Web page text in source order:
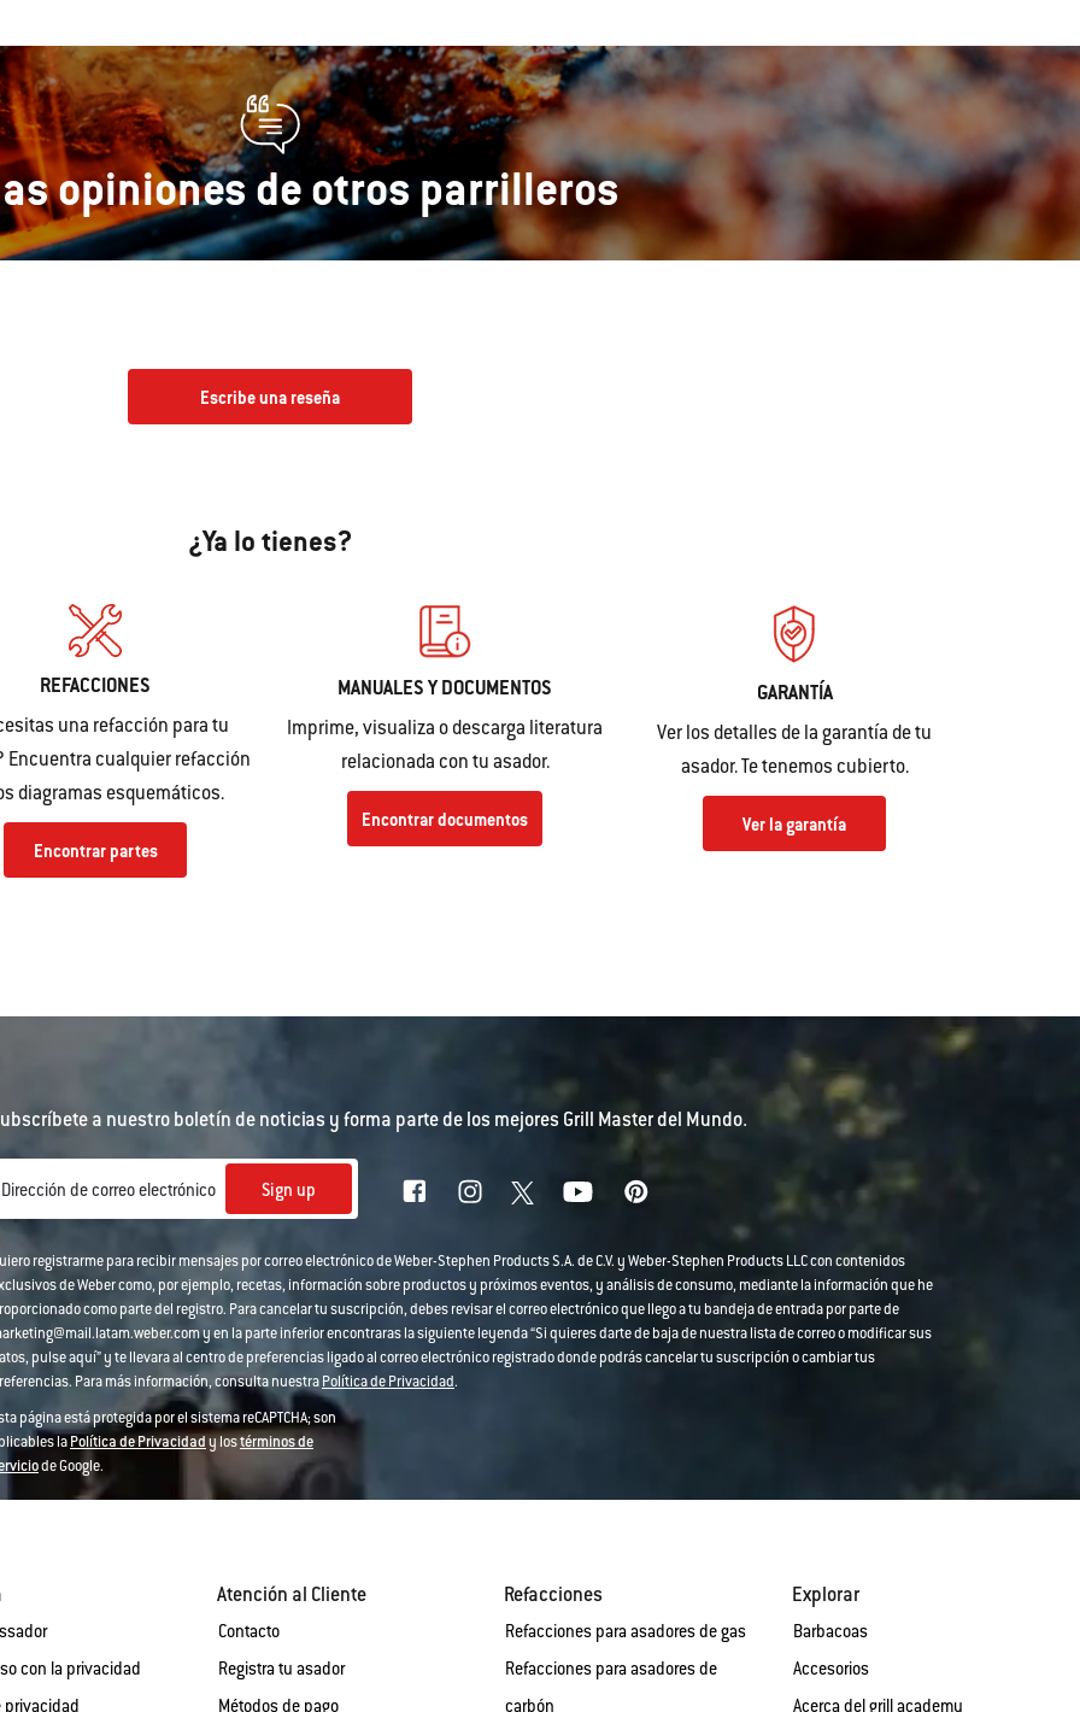
opiniones de otros parrilleros
Escribe una reseña
¿Ya lo tienes?
REFACCIONES
una refacción para tu
Encuentra cualquier refacción
diagramas esquemáticos.
Encontrar partes
MANUALES Y DOCUMENTOS
Imprime, visualiza o descarga literatura
relacionada con tu asador.
Encontrar documentos
GARANTÍA
Ver los detalles de la garantía de tu
asador. Te tenemos cubierto.
Ver la garantía
a nuestro boletín de noticias y forma parte de los mejores Grill Master del Mundo.
Dirección de correo electrónico Sign up
registrarme para recibir mensajes por correo electrónico de Weber-Stephen Products S.A. de C.V. y Weber-Stephen Products LLC con contenidos
de Weber como, por ejemplo, recetas, información sobre productos y próximos eventos, y análisis de consumo, mediante la información que he
como parte del registro. Para cancelar tu suscripción, debes revisar el correo electrónico que llego a tu bandeja de entrada por parte de
y en la parte inferior encontraras la siguiente leyenda “Si quieres darte de baja de nuestra lista de correo o modificar sus
pulse aquí” y te llevara al centro de preferencias ligado al correo electrónico registrado donde podrás cancelar tu suscripción o cambiar tus
Para más información, consulta nuestraPolítica de Privacidad.
página está protegida por el sistema reCAPTCHA; son
laPolítica de Privacidady lostérminos de
de Google.
con la privacidad
privacidad
Atención al Cliente
Contacto
Registra tu asador
Métodos de pago
Refacciones
Refacciones para asadores de gas
Refacciones para asadores de
carbón
Explorar
Barbacoas
Accesorios
Acerca del grill academy